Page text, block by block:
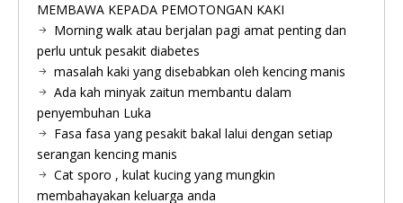
MEMBAWA KEPADA PEMOTONGAN KAKI
Morning walk atau berjalan pagi amat penting dan
perlu untuk pesakit diabetes
masalah kaki yang disebabkan oleh kencing manis
Ada kah minyak zaitun membantu dalam
penyembuhan Luka
Fasa fasa yang pesakit bakal lalui dengan setiap
serangan kencing manis
Cat sporo , kulat kucing yang mungkin
membahayakan keluarga anda